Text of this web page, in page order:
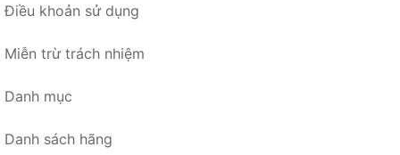
Điều khoản sử dụng
Miễn trừ trách nhiệm
Danh mục
Danh sách hãng